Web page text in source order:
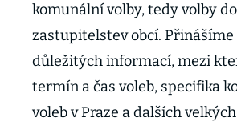
komunální volby, tedy volby do
zastupitelstev obcí.
důležitých informací, mezi
termín a čas voleb, specifika
voleb v Praze a dalších